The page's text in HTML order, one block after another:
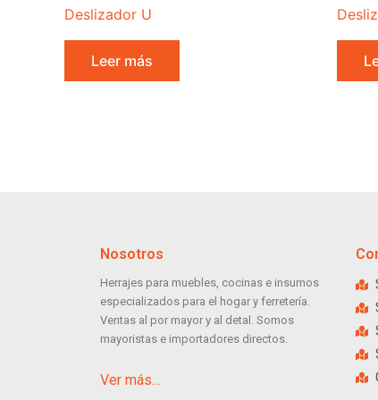
Deslizador U
Leer más
Nosotros
Herrajes para muebles, cocinas e insumos
especializados para el hogar y ferretería.
Ventas al por mayor y al detal. Somos
mayoristas e importadores directos.
Ver más…